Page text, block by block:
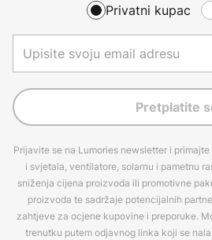
Privatni kupac
Pretplatite
Prijavite se na Lumories newsletter i
i svjetala, ventilatore, solarnu i pametnu
sniženja cijena proizvoda ili promotivne
proizvoda te sadržaje potencijalnih
zahtjeve za ocjene kupovine i preporuke.
trenutku putem odjavnog linka koji se